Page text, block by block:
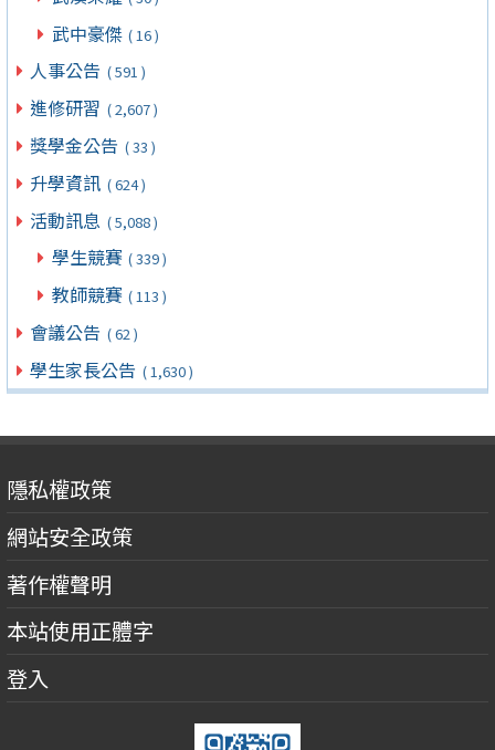
武中豪傑 ( 16 )
人事公告 ( 591 )
進修研習 ( 2,607 )
獎學金公告 ( 33 )
升學資訊 ( 624 )
活動訊息 ( 5,088 )
學生競賽 ( 339 )
教師競賽 ( 113 )
會議公告 ( 62 )
學生家長公告 ( 1,630 )
隱私權政策
網站安全政策
著作權聲明
本站使用正體字
登入